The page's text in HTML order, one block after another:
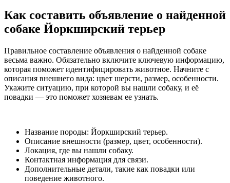
Как составить объявление о найденной
собаке Йоркширский терьер
Правильное составление объявления о найденной собаке
весьма важно. Обязательно включите ключевую информацию,
которая поможет идентифицировать животное. Начните с
описания внешнего вида: цвет шерсти, размер, особенности.
Укажите ситуацию, при которой вы нашли собаку, и её
повадки — это поможет хозяевам ее узнать.
Название породы: Йоркширский терьер.
Описание внешности (размер, цвет, особенности).
Локация, где вы нашли собаку.
Контактная информация для связи.
Дополнительные детали, такие как повадки или
поведение животного.